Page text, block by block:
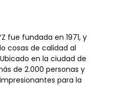
fue fundada en 1971, y
cosas de calidad al
en la ciudad de
de 2.000 personas y
para la